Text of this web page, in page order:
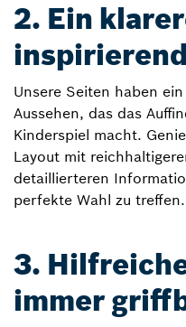
2. Ein
Unsere Seiten haben
Aussehen, das das
Kinderspiel macht.
Layout mit
detaillierteren
perfekte Wahl zu treffen.
3.
immer